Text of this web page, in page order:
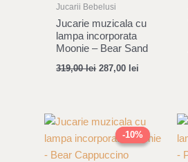
Jucarii Bebelusi
Jucarie muzicala cu
lampa incorporata
Moonie – Bear Sand
319,00lei 287,00 lei
-10%
-10%
Original
price
was:
319,00 lei.
Current
price
is:
287,00 lei.